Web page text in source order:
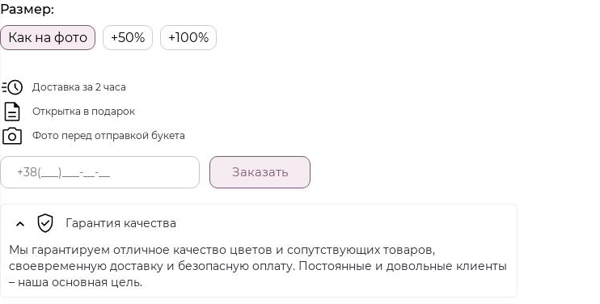
Размер:
Как на фото
+50% +100%
Доставка за 2 часа
Открытка в подарок
Фото перед отправкой букета
Заказать
Гарантия качества
Мы гарантируем отличное качество цветов и сопутствующих товаров,
своевременную доставку и безопасную оплату. Постоянные и довольные клиенты
– наша основная цель.